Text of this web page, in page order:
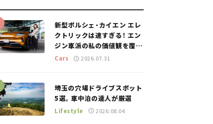
新型ポルシェ・カイエン エレ
クトリックは速すぎる！ エン
ジン車派の私の価値観を覆し
た、新しいポルシェの走り。
Cars 2026.07.31
埼玉の穴場ドライブスポット
5選。車中泊の達人が厳選
Lifestyle 2026.08.04